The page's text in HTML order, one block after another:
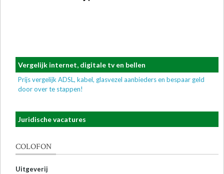
Vergelijk internet, digitale tv en bellen
Prijs vergelijk ADSL, kabel, glasvezel aanbieders en bespaar geld
door over te stappen!
Juridische vacatures
COLOFON
Uitgeverij